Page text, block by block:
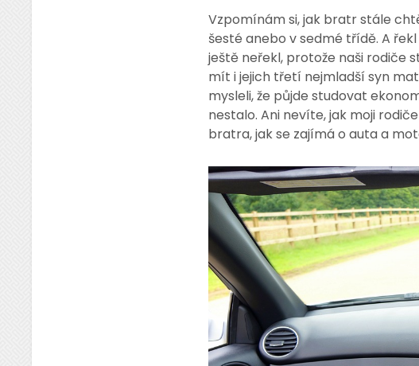
Vzpomínám si, jak bratr stále
šesté anebo v sedmé třídě. A
ještě neřekl, protože naši rodiče
mít i jejich třetí nejmladší syn
mysleli, že půjde studovat
nestalo. Ani nevíte, jak moji
bratra, jak se zajímá o auta a